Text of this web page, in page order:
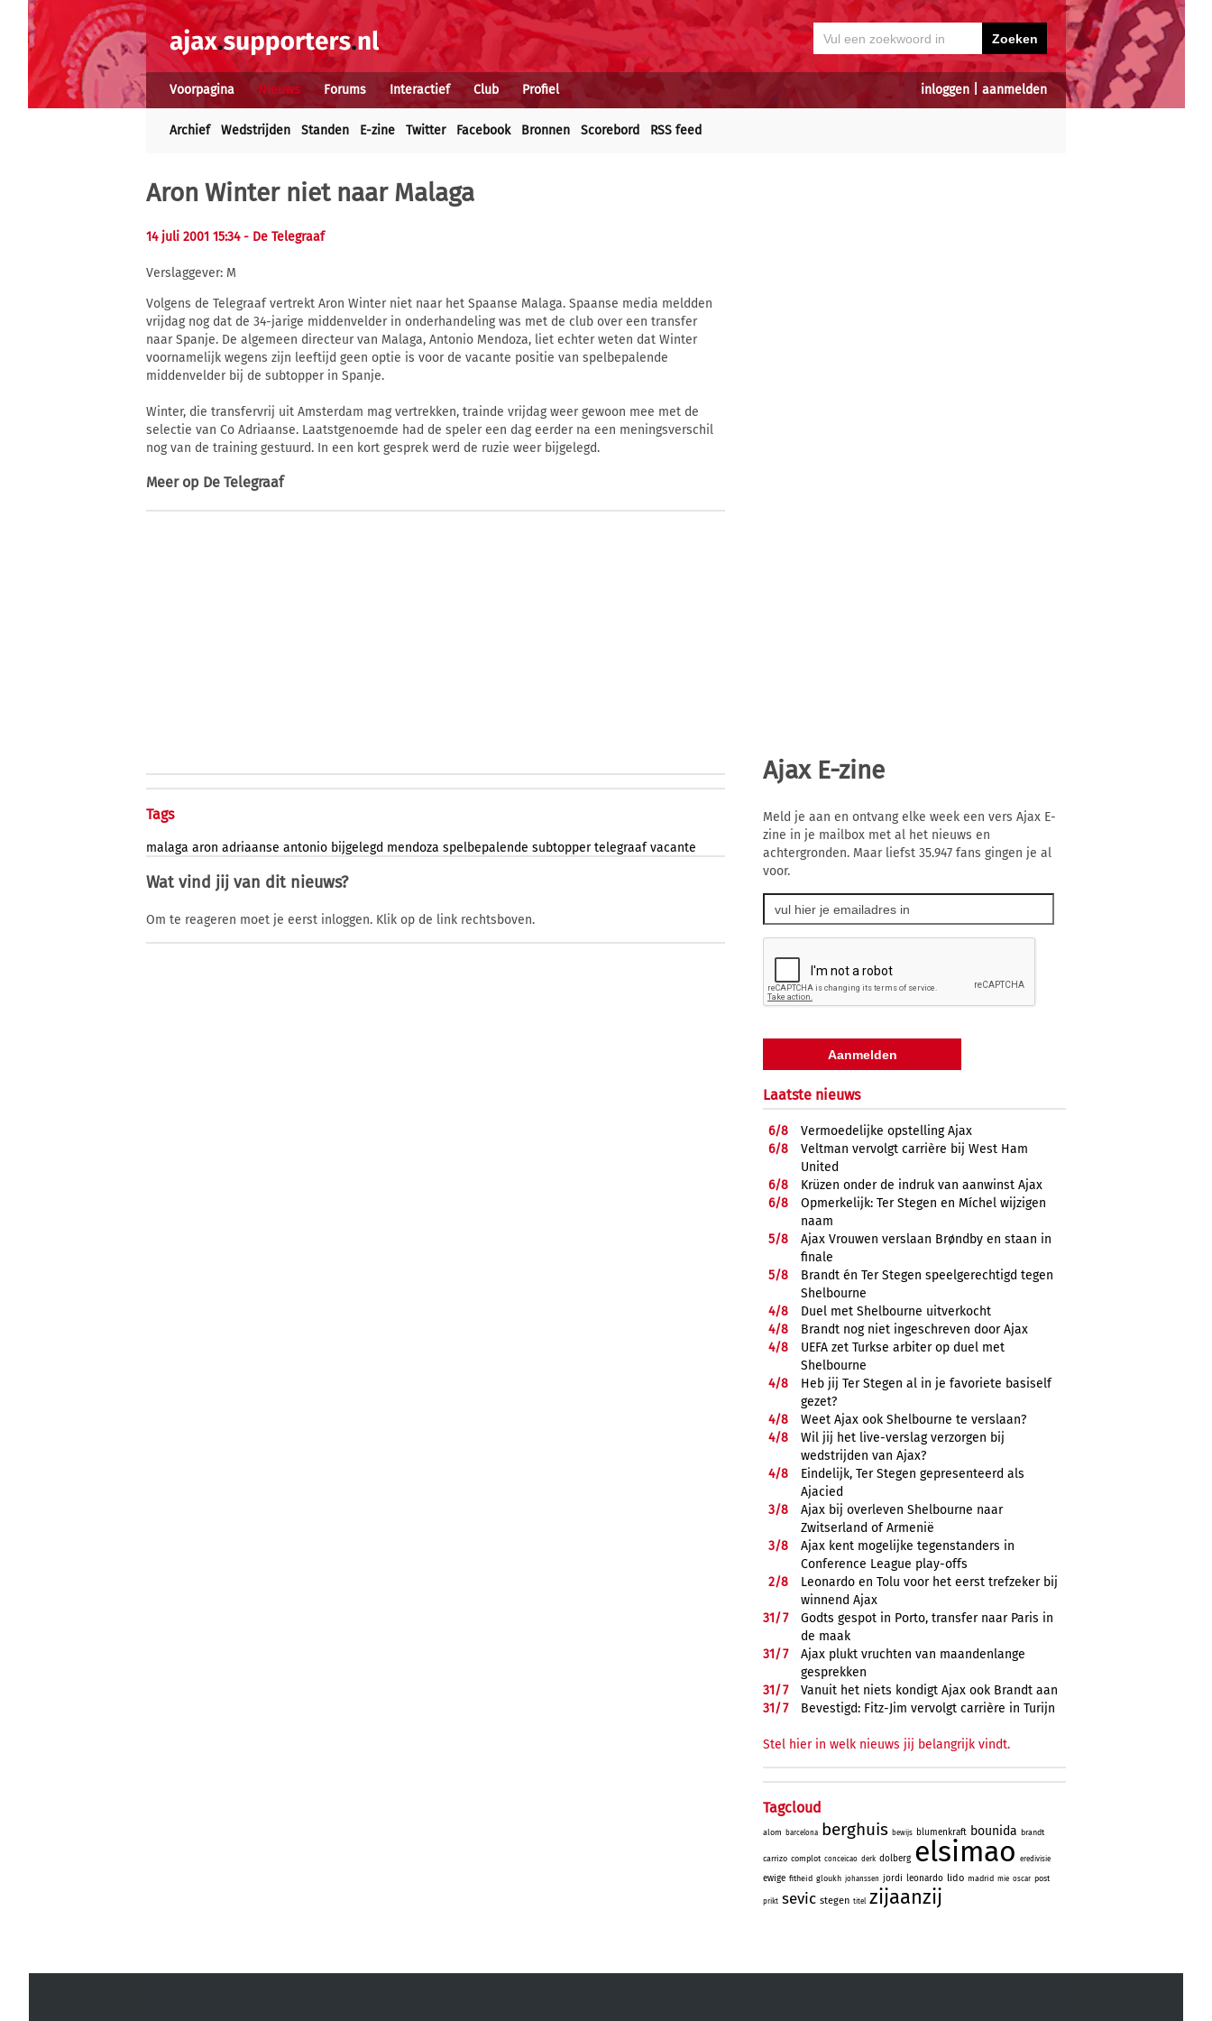
inloggen aanmelden
Voorpagina Nieuws Forums Interactief Club Profiel
Archief Wedstrijden Standen E-zine Twitter Facebook Bronnen Scorebord RSS feed
Aron Winter niet naar Malaga
14 juli 2001 15:34- De Telegraaf
Verslaggever: M
Volgens de Telegraaf vertrekt Aron Winter niet naar het Spaanse Malaga. Spaanse media meldden
vrijdag nog dat de 34-jarige middenvelder in onderhandeling was met de club over een transfer
naar Spanje. De algemeen directeur van Malaga, Antonio Mendoza, liet echter weten dat Winter
voornamelijk wegens zijn leeftijd geen optie is voor de vacante positie van spelbepalende
middenvelder bij de subtopper in Spanje.
Winter, die transfervrij uit Amsterdam mag vertrekken, trainde vrijdag weer gewoon mee met de
selectie van Co Adriaanse. Laatstgenoemde had de speler een dag eerder na een meningsverschil
nog van de training gestuurd. In een kort gesprek werd de ruzie weer bijgelegd.
Meer op De Telegraaf
Tags
malaga aron adriaanse antonio bijgelegd mendoza spelbepalende subtopper telegraaf vacante
Wat vind jij van dit nieuws?
Om te reageren moet je eerst inloggen. Klik op de link rechtsboven.
Ajax E-zine
Meld je aan en ontvang elke week een vers Ajax E-
zine in je mailbox met al het nieuws en
achtergronden. Maar liefst 35.947 fans gingen je al
voor.
Laatste nieuws
6/8
Vermoedelijke opstelling Ajax
6/8
Veltman vervolgt carrière bij West Ham
United
6/8
Krüzen onder de indruk van aanwinst Ajax
6/8
Opmerkelijk: Ter Stegen en Míchel wijzigen
naam
5/8
Ajax Vrouwen verslaan Brøndby en staan in
finale
5/8
Brandt én Ter Stegen speelgerechtigd tegen
Shelbourne
4/8
Duel met Shelbourne uitverkocht
4/8
Brandt nog niet ingeschreven door Ajax
4/8
UEFA zet Turkse arbiter op duel met
Shelbourne
4/8
Heb jij Ter Stegen al in je favoriete basiself
gezet?
4/8
Weet Ajax ook Shelbourne te verslaan?
4/8
Wil jij het live-verslag verzorgen bij
wedstrijden van Ajax?
4/8
Eindelijk, Ter Stegen gepresenteerd als
Ajacied
3/8
Ajax bij overleven Shelbourne naar
Zwitserland of Armenië
3/8
Ajax kent mogelijke tegenstanders in
Conference League play-offs
2/8
Leonardo en Tolu voor het eerst trefzeker bij
winnend Ajax
31/7
Godts gespot in Porto, transfer naar Paris in
de maak
31/7
Ajax plukt vruchten van maandenlange
gesprekken
31/7
Vanuit het niets kondigt Ajax ook Brandt aan
31/7 Bevestigd: Fitz-Jim vervolgt carrière in Turijn
Stel hier in welk nieuws jij belangrijk vindt.
Tagcloud
alom barcelona berghuis bewijs blumenkraft bounida brandt
carrizo complot conceicao derk dolberg elsimao eredivisie
ewige fitheid gloukh johanssen jordi leonardo lido madrid mie oscar post
prikt sevic stegen titel zijaanzij